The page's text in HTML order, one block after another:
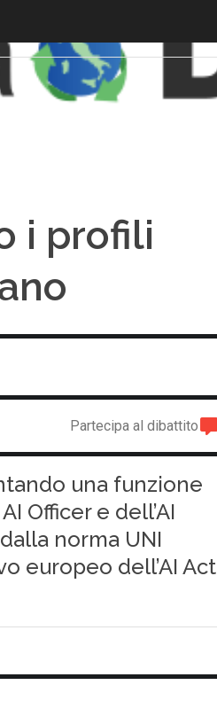
i profili
Partecipa al dibattito
una funzione
Officer e dell’AI
norma UNI
europeo dell’AI Act